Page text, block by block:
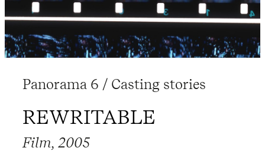
Panorama 6 / Casting stories
REWRITABLE
Film, 2005